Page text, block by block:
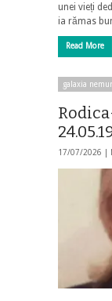
unei vieți
ia rămas
Read More
galaxia
17/07/2026 |